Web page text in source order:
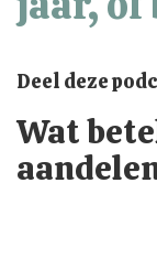
Deel deze
Wat